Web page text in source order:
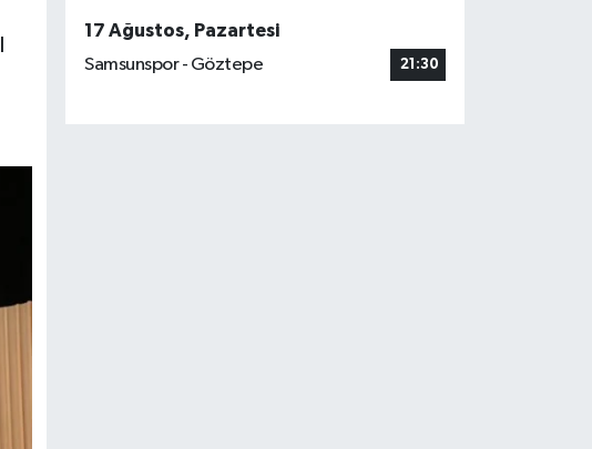
17 Ağustos, Pazartesi
Samsunspor - Göztepe
21:30